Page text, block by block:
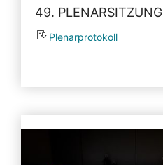
49. PLENARSITZUNG
Plenarprotokoll